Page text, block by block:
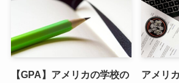
【GPA】アメリカの学校の アメリ